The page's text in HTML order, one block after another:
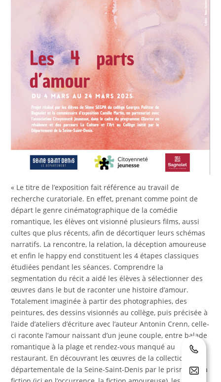
« Le titre de l’exposition fait référence au travail de
recherche curatoriale. En effet, prenant comme point de
départ le genre cinématographique de la comédie
romantique, les élèves ont visionné plusieurs films, aussi
cultes que plus récents, afin de décortiquer leurs schémas
narratifs. La rencontre, la relation, la déception amoureuse
et enfin le happy end constituent les 4 étapes classiques
étudiées pendant les séances. Comprendre la
segmentation du récit a aidé les élèves à sélectionner des
œuvres dans le but de raconter une histoire d’amour.
Totalement imaginée à partir des photographies, des
peintures, des dessins visionnés au collège, puis précisée à
l’aide d’ateliers d’écriture avec l’auteur Antonin Crenn, celle-
ci raconte l’amour naissant d’un jeune couple, entre balade
romantique à la plage et rendez-vous manqué au
restaurant. En découvrant les œuvres de la collection
départementale de la Seine-Saint-Denis par le prisme de la